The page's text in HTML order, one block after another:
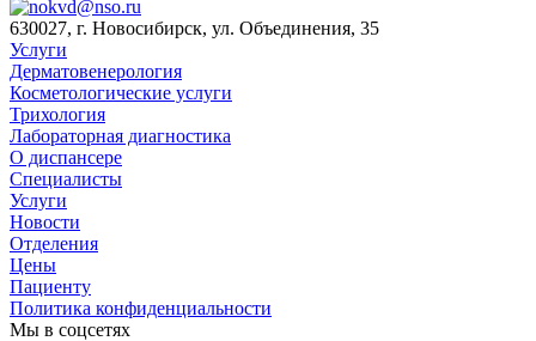
630027, г. Новосибирск, ул. Объединения, 35
Услуги
Дерматовенерология
Косметологические услуги
Трихология
Лабораторная диагностика
О диспансере
Специалисты
Услуги
Новости
Отделения
Цены
Пациенту
Политика конфиденциальности
Мы в соцсетях